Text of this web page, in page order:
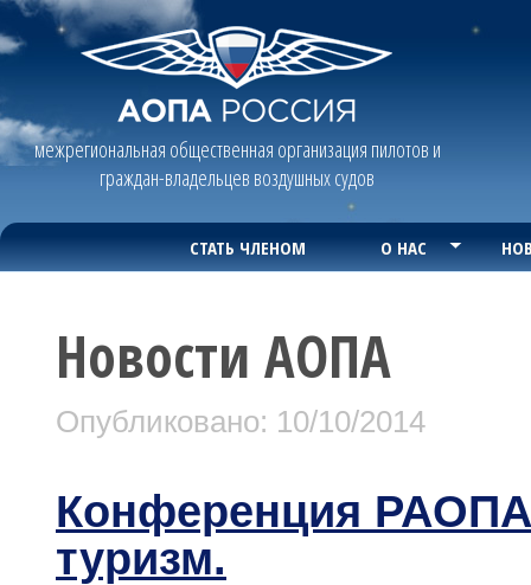
межрегиональная общественная организация пилотов и
граждан-владельцев воздушных судов
СТАТЬ ЧЛЕНОМ О НАС
Новости АОПА
Опубликовано: 10/10/2014
Конференция
туризм.